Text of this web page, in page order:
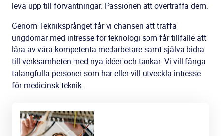
leva upp till förväntningar. Passionen att överträffa dem.
Genom Tekniksprånget får vi chansen att träffa
ungdomar med intresse för teknologi som får tillfälle att
lära av våra kompetenta medarbetare samt själva bidra
till verksamheten med nya idéer och tankar. Vi vill fånga
talangfulla personer som har eller vill utveckla intresse
för medicinsk teknik.